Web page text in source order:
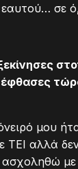
σε
μου
ΤΕΙ αλλά
ασχοληθώ